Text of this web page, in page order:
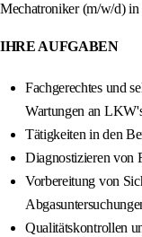
Mechatroniker (m/w/d)
IHRE AUFGABEN
Fachgerechtes und
Wartungen an
Tätigkeiten in den
Diagnostizieren von
Vorbereitung von
Qualitätskontrollen